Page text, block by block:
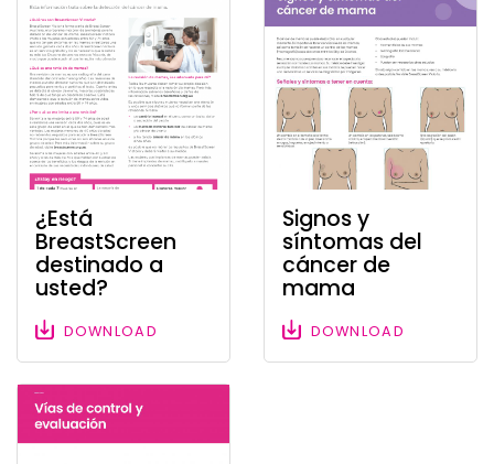
¿Está
BreastScreen
destinado a
usted?
DOWNLOAD
Signos y
síntomas del
cáncer de
mama
DOWNLOAD